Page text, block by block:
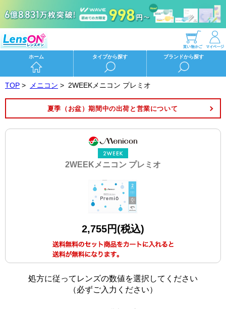
ホーム タイプから探す ブランドから探す
TOP > メニコン > 2WEEKメニコン プレミオ
夏季（お盆）期間中の出荷と営業について
2WEEKメニコン プレミオ
2,755円(税込)
処方に従ってレンズの数値を選択してください
（必ずご入力ください）